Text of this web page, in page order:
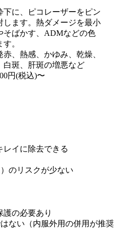
下に、ピコレーザーをピン
します。熱ダメージを最小
そばかす、ADMなどの色
。
赤、熱感、かゆみ、乾燥、
白斑、肝斑の増悪など
円(税込)〜
レイに除去できる
のリスクが少ない
の必要あり
ない（内服外用の併用が推奨